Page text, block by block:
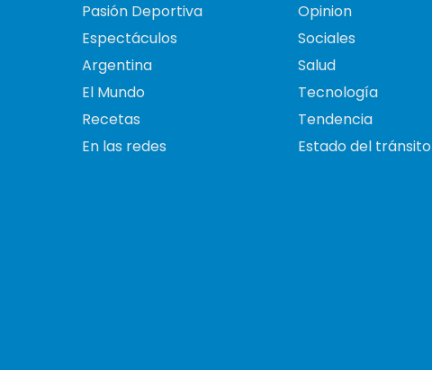
Pasión Deportiva
Espectáculos
Argentina
El Mundo
Recetas
En las redes
Opinion
Sociales
Salud
Tecnología
Tendencia
Estado del tránsito